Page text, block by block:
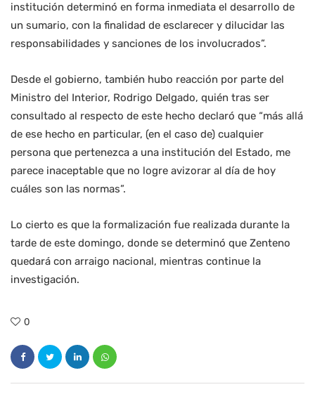
institución determinó en forma inmediata el desarrollo de
un sumario, con la finalidad de esclarecer y dilucidar las
responsabilidades y sanciones de los involucrados”.
Desde el gobierno, también hubo reacción por parte del
Ministro del Interior, Rodrigo Delgado, quién tras ser
consultado al respecto de este hecho declaró que “más allá
de ese hecho en particular, (en el caso de) cualquier
persona que pertenezca a una institución del Estado, me
parece inaceptable que no logre avizorar al día de hoy
cuáles son las normas”.
Lo cierto es que la formalización fue realizada durante la
tarde de este domingo, donde se determinó que Zenteno
quedará con arraigo nacional, mientras continue la
investigación.
0